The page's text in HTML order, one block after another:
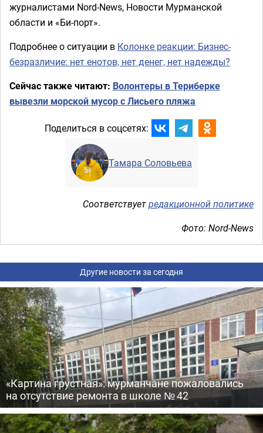
журналистами Nord-News, Новости Мурманской
области и «Би-порт».
Подробнее о ситуации в Колонке реакции: Бизнес-
безразличие: нет енотов, нет денег, нет надежды?
Сейчас также читают: Волонтеры в Териберке
вывезли морской мусор с Лисьего пляжа
Поделиться в соцсетях:
Тамара Соловьева
Соответствуетредакционной политике
Фото: Nord-News
Другие новости за сегодня
«Картина грустная»: мурманчане пожаловались
на отсутствие ремонта в школе № 42